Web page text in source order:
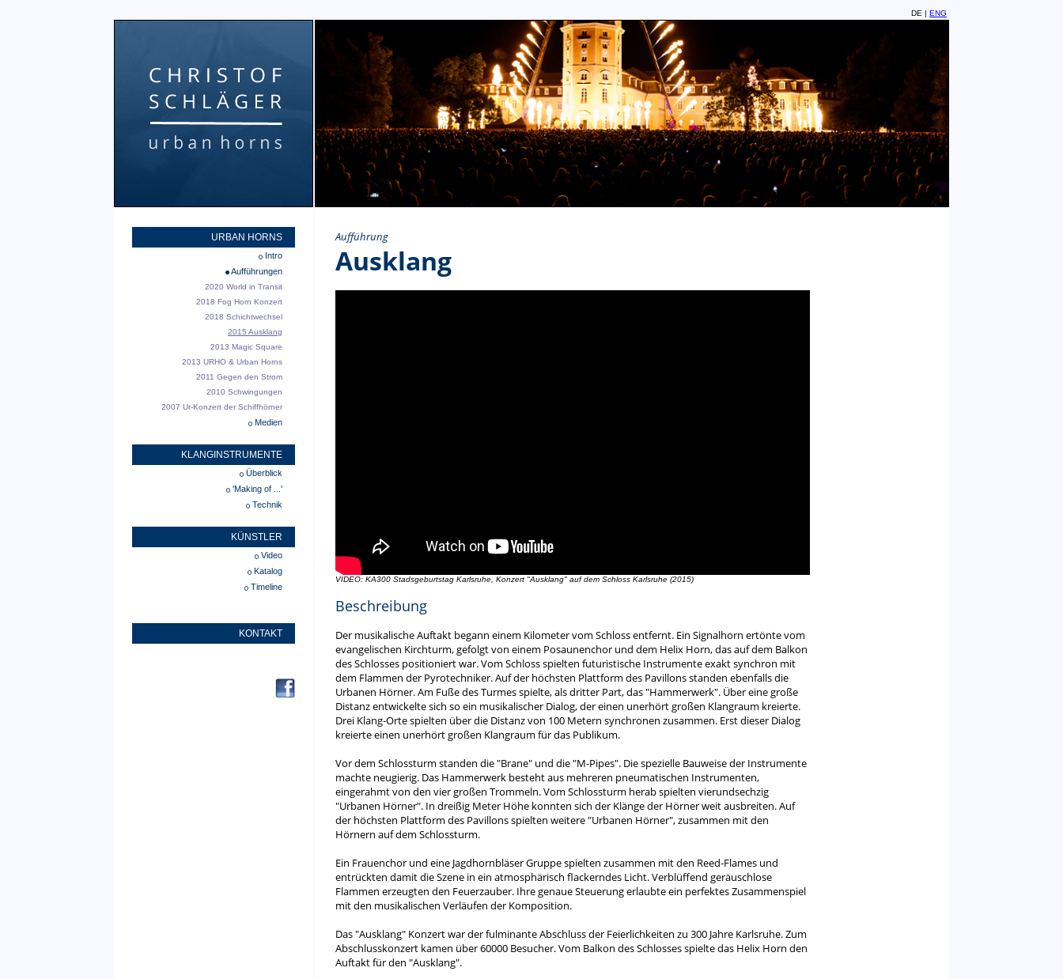
DE | ENG
URBAN HORNS
Intro
Aufführungen
2020 World in Transit
2018 Fog Horn Konzert
2018 Schichtwechsel
2015 Ausklang
2013 Magic Square
2013 URHO & Urban Horns
2011 Gegen den Strom
2010 Schwingungen
2007 Ur-Konzert der Schiffhörner
Medien
KLANGINSTRUMENTE
Überblick
'Making of ...'
Technik
KÜNSTLER
Video
Katalog
Timeline
KONTAKT
Aufführung
Ausklang
VIDEO: KA300 Stadsgeburtstag Karlsruhe, Konzert "Ausklang" auf dem Schloss Karlsruhe (2015)
Beschreibung
Der musikalische Auftakt begann einem Kilometer vom Schloss entfernt. Ein Signalhorn ertönte vom
evangelischen Kirchturm, gefolgt von einem Posaunenchor und dem Helix Horn, das auf dem Balkon
des Schlosses positioniert war. Vom Schloss spielten futuristische Instrumente exakt synchron mit
dem Flammen der Pyrotechniker. Auf der höchsten Plattform des Pavillons standen ebenfalls die
Urbanen Hörner. Am Fuße des Turmes spielte, als dritter Part, das "Hammerwerk". Über eine große
Distanz entwickelte sich so ein musikalischer Dialog, der einen unerhört großen Klangraum kreierte.
Drei Klang-Orte spielten über die Distanz von 100 Metern synchronen zusammen. Erst dieser Dialog
kreierte einen unerhört großen Klangraum für das Publikum.
Vor dem Schlossturm standen die "Brane" und die "M-Pipes". Die spezielle Bauweise der Instrumente
machte neugierig. Das Hammerwerk besteht aus mehreren pneumatischen Instrumenten,
eingerahmt von den vier großen Trommeln. Vom Schlossturm herab spielten vierundsechzig
"Urbanen Hörner". In dreißig Meter Höhe konnten sich der Klänge der Hörner weit ausbreiten. Auf
der höchsten Plattform des Pavillons spielten weitere "Urbanen Hörner", zusammen mit den
Hörnern auf dem Schlossturm.
Ein Frauenchor und eine Jagdhornbläser Gruppe spielten zusammen mit den Reed-Flames und
entrückten damit die Szene in ein atmosphärisch flackerndes Licht. Verblüffend geräuschlose
Flammen erzeugten den Feuerzauber. Ihre genaue Steuerung erlaubte ein perfektes Zusammenspiel
mit den musikalischen Verläufen der Komposition.
Das "Ausklang" Konzert war der fulminante Abschluss der Feierlichkeiten zu 300 Jahre Karlsruhe. Zum
Abschlusskonzert kamen über 60000 Besucher. Vom Balkon des Schlosses spielte das Helix Horn den
Auftakt für den "Ausklang".